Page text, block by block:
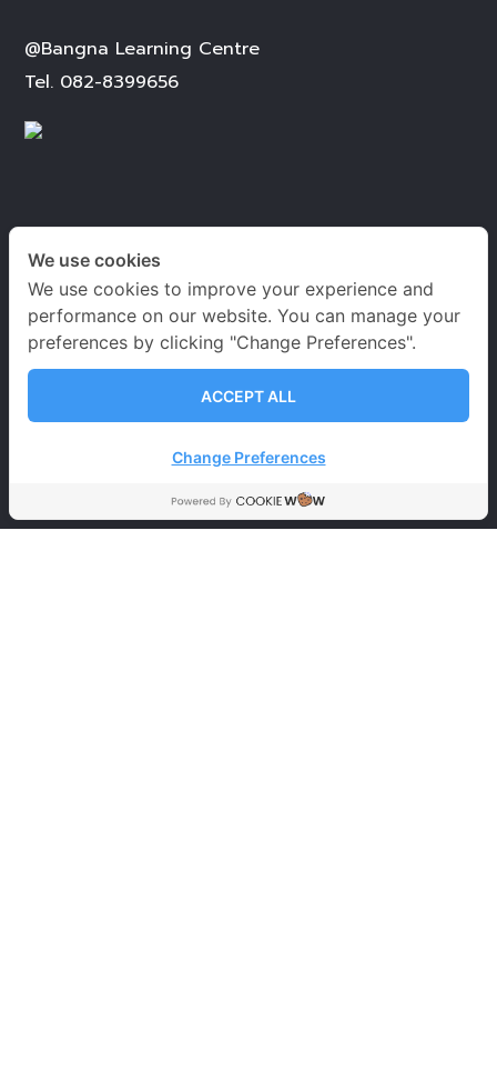
@Bangna Learning Centre
Tel. 082-8399656
เวลาเปิด-ปิดทำการ
จันทร์ – เสาร์ 09.00-20.00 น.
อาทิตย์ 09.00-18.00 น.
วันหยุดนักขัตฤกษ์09.00-18.00 น.
นโยบายคุ้มครองข้อมูลส่วนบุคคล
ข้อตกลงและเงื่อนไขการใช้บริการ นโยบายการคุ้มครอง
We use cookies
We use cookies to improve your experience and
performance on our website. You can manage your
preferences by clicking "Change Preferences".
ACCEPT ALL
Change Preferences